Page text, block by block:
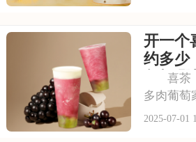
茶饮市场
者被其吸
王茶姬
开一个
约多少
包括
喜茶，
多肉葡萄
名品牌跨
2025-07-01